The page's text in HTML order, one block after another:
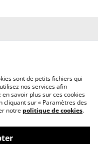
sont de petits fichiers qui
nos services afin
savoir plus sur ces cookies
cliquant sur « Paramètres des
notre politique de cookies.